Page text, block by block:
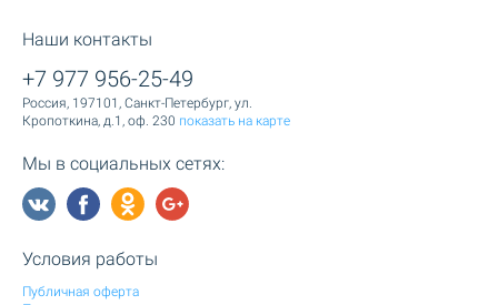
Наши контакты
+7 977 956-25-49
Россия, 197101, Санкт-Петербург, ул.
Кропоткина, д.1, оф. 230 показать на карте
Мы в социальных сетях:
Условия работы
Публичная оферта